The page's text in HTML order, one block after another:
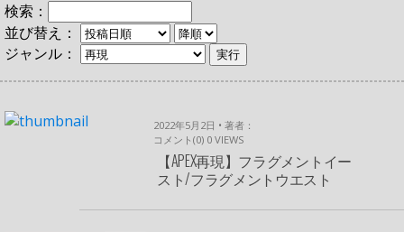
検索：
並び替え：
ジャンル：
2022年5月2日 • 著者：
コメント(0) 0 VIEWS
【APEX再現】フラグメントイー
スト/フラグメントウエスト